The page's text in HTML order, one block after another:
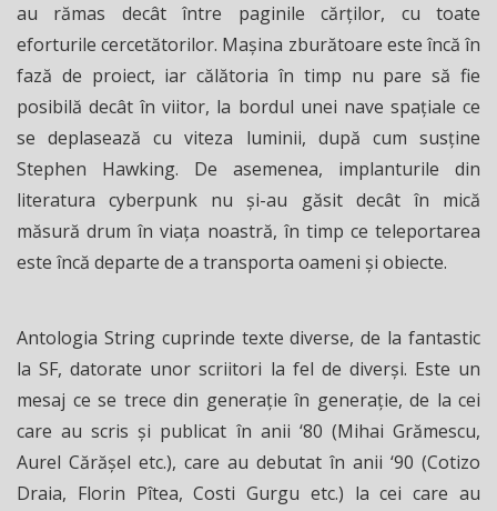
au rămas decât între paginile cărților, cu toate
eforturile cercetătorilor. Maşina zburătoare este încă în
fază de proiect, iar călătoria în timp nu pare să fie
posibilă decât în viitor, la bordul unei nave spaţiale ce
se deplasează cu viteza luminii, după cum susţine
Stephen Hawking. De asemenea, implanturile din
literatura cyberpunk nu şi-au găsit decât în mică
măsură drum în viaţa noastră, în timp ce teleportarea
este încă departe de a transporta oameni şi obiecte.
Antologia String cuprinde texte diverse, de la fantastic
la SF, datorate unor scriitori la fel de diverși. Este un
mesaj ce se trece din generație în generație, de la cei
care au scris și publicat în anii ‘80 (Mihai Grămescu,
Aurel Cărășel etc.), care au debutat în anii ‘90 (Cotizo
Draia, Florin Pîtea, Costi Gurgu etc.) la cei care au